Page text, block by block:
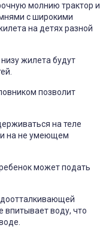
молнию трактор и
с широкими
на детях разной
жилета будут
позволит
на теле
и на не умеющем
может подать
впитывает воду, что